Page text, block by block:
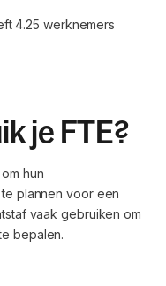
4.25 werknemers
je FTE?
hun
plannen voor een
vaak gebruiken om
bepalen.